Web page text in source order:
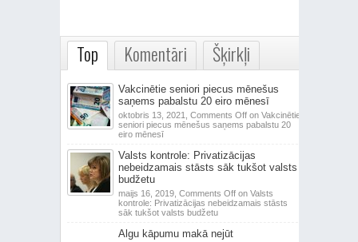
Top Komentāri Šķirkļi
Vakcinētie seniori piecus mēnešus
saņems pabalstu 20 eiro mēnesī
oktobris 13, 2021, Comments Offon Vakcinētie
seniori piecus mēnešus saņems pabalstu 20
eiro mēnesī
Valsts kontrole: Privatizācijas
nebeidzamais stāsts sāk tukšot valsts
budžetu
maijs 16, 2019, Comments Offon Valsts
kontrole: Privatizācijas nebeidzamais stāsts
sāk tukšot valsts budžetu
Algu kāpumu makā nejūt